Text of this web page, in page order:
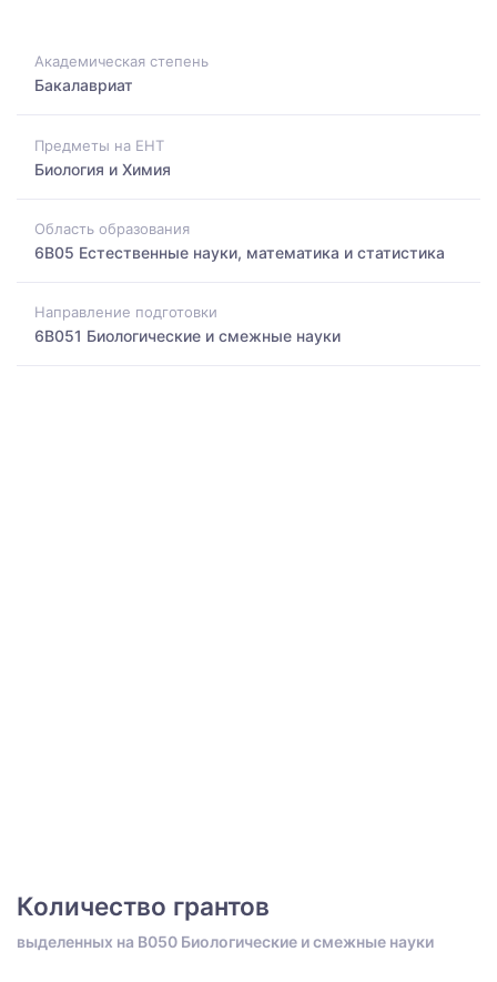
Академическая степень
Бакалавриат
Предметы на ЕНТ
Биология и Химия
Область образования
6B05 Естественные науки, математика и статистика
Направление подготовки
6B051 Биологические и смежные науки
Количество грантов
выделенных на B050 Биологические и смежные науки